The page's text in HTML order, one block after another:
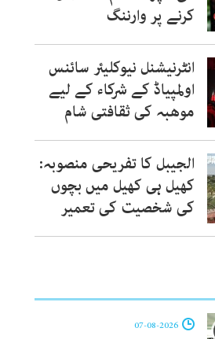
کرنے پر وارننگ
انٹرنیشنل نیوکلیئر سائنس
اولمپیاڈ کے شرکاء کے لیے
موھبہ کی ثقافتی شام
الجیبل کا تفریحی منصوبہ:
کھیل ہی کھیل میں بچوں
کی شخصیت کی تعمیر